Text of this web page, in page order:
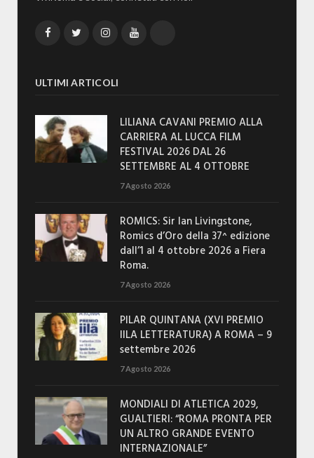
FacebookTwitterInstagramYouTube
ULTIMI ARTICOLI
LILIANA CAVANI PREMIO ALLA
CARRIERA AL LUCCA FILM
FESTIVAL 2026 DAL 26
SETTEMBRE AL 4 OTTOBRE
7 Agosto 2026
ROMICS: Sir Ian Livingstone,
Romics d’Oro della 37^ edizione
dall’1 al 4 ottobre 2026 a Fiera
Roma.
7 Agosto 2026
PILAR QUINTANA (XVI PREMIO
IILA LETTERATURA) A ROMA – 9
settembre 2026
7 Agosto 2026
MONDIALI DI ATLETICA 2029,
GUALTIERI: “ROMA PRONTA PER
UN ALTRO GRANDE EVENTO
INTERNAZIONALE”